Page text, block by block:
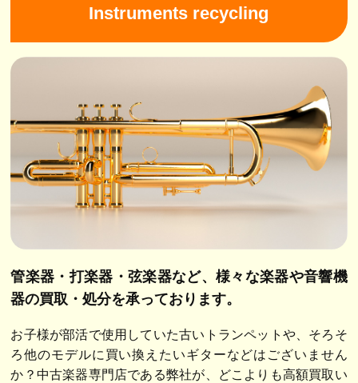
Instruments recycling
管楽器・打楽器・弦楽器など、 様々な楽器や音響機
器の買取・処分を承っております。
お子様が部活で使用していた古いトランペットや、そろそ
ろ他のモデルに買い換えたいギターなどはございません
か？中古楽器専門店である弊社が、どこよりも高額買取い